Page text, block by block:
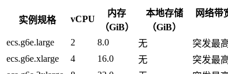
实例规格 vCPU
内存
（GiB）
本地存储
（GiB）
网络带
ecs.g6e.large
2 8.0 无 突发最
ecs.g6e.xlarge
4 16.0 无 突发最